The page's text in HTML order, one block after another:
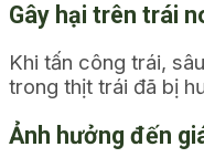
Gây hại trên trái
Khi tấn công trái,
trong thịt trái đã bị
Ảnh hưởng đến